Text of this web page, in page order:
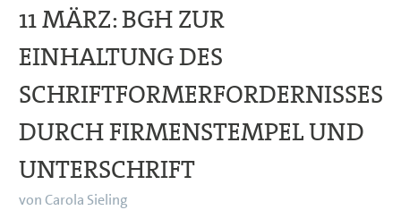
11 MÄRZ:BGH ZUR
EINHALTUNG DES
SCHRIFTFORMERFORDERNISSES
DURCH FIRMENSTEMPEL UND
UNTERSCHRIFT
von Carola Sieling